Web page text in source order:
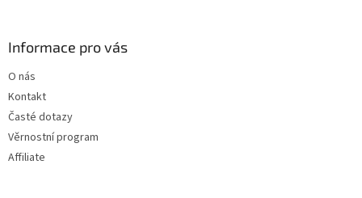
Informace pro vás
O nás
Kontakt
Časté dotazy
Věrnostní program
Affiliate